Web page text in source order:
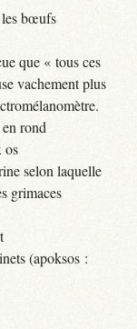
les bœufs
que « tous ces
vachement plus
rond
os
selon laquelle
grimaces
(apoksos :